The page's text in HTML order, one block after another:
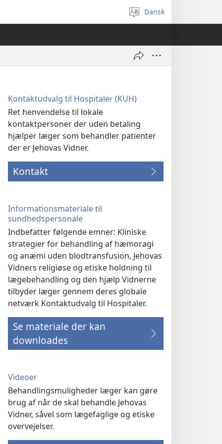
Vælg
sprog
Dansk
Kontaktudvalg til Hospitaler (KUH)
Ret henvendelse til lokale
kontaktpersoner der uden betaling
hjælper læger som behandler patienter
der er Jehovas Vidner.
Kontakt
Informationsmateriale til
sundhedspersonale
Indbefatter følgende emner: Kliniske
strategier for behandling af hæmoragi
og anæmi uden blodtransfusion, Jehovas
Vidners religiøse og etiske holdning til
lægebehandling og den hjælp Vidnerne
tilbyder læger gennem deres globale
netværk Kontaktudvalg til Hospitaler.
Se materiale der kan
downloades
Videoer
Behandlingsmuligheder læger kan gøre
brug af når de skal behandle Jehovas
Vidner, såvel som lægefaglige og etiske
overvejelser.